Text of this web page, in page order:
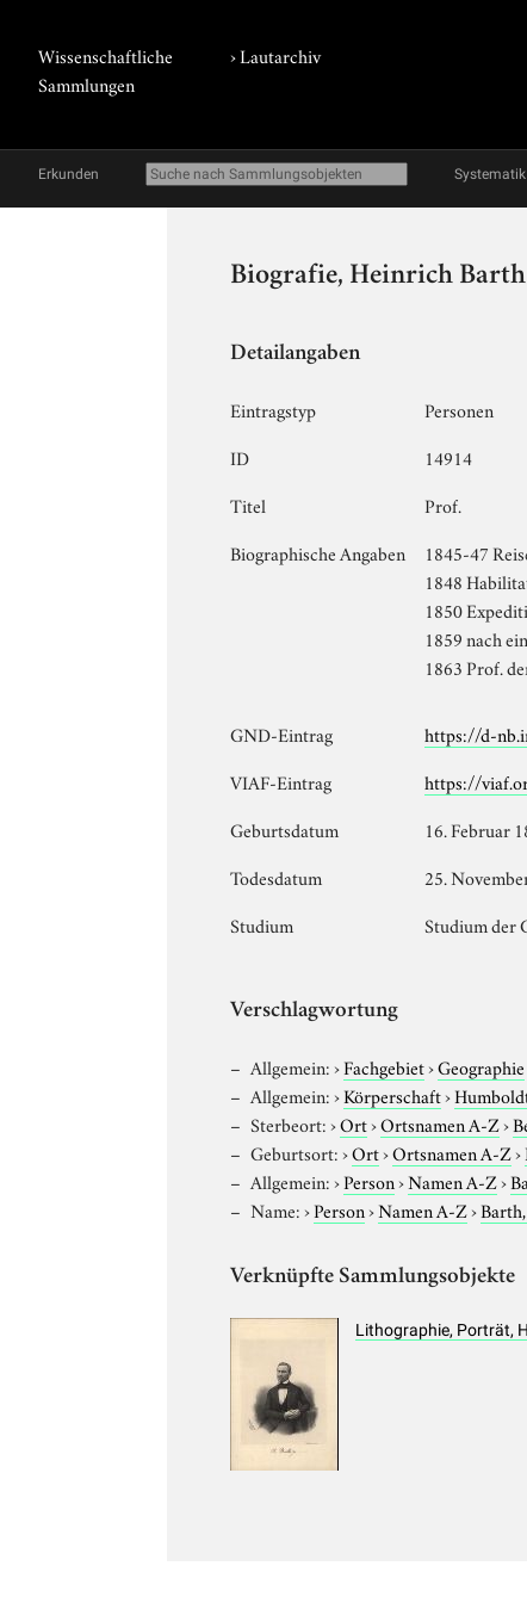
Wissenschaftliche
Sammlungen
›Lautarchiv
Erkunden Systematik
Biografie, Heinrich Barth
Detailangaben
Eintragstyp
Personen
ID
14914
Titel
Prof.
Biographische Angaben
1845-47
1848
1850
1859 nach
1863 Prof.
GND-Eintrag
https://d-
VIAF-Eintrag
https://
Geburtsdatum
16. Februar
Todesdatum
25.
Studium
Studium der
Verschlagwortung
Allgemein:›Fachgebiet›Geographie
Allgemein:›Körperschaft›
Sterbeort:›Ort›Ortsnamen A-Z›
Geburtsort:›Ort›Ortsnamen A-Z›
Allgemein:›Person›Namen A-Z›
Name:›Person›Namen A-Z›
Verknüpfte Sammlungsobjekte
Lithographie, Porträt,